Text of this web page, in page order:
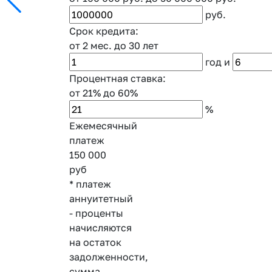
руб.
Срок кредита:
от 2 мес. до 30 лет
год и
Процентная ставка:
от 21% до 60%
%
Ежемесячный
платеж
150 000
руб
* платеж
аннуитетный
- проценты
начисляются
на остаток
задолженности,